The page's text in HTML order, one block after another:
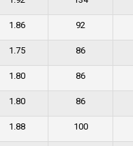
1.86 92
1.75 86
1.80 86
1.80 86
1.88 100